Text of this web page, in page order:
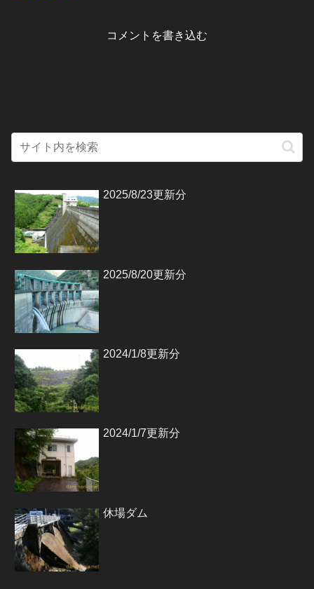
コメントを書き込む
2025/8/23更新分
2025/8/20更新分
2024/1/8更新分
2024/1/7更新分
休場ダム